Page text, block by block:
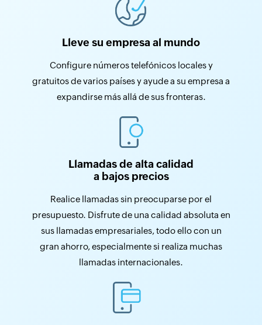
Lleve su empresa al mundo
Configure números telefónicos locales y
gratuitos de varios países y ayude a su empresa a
expandirse más allá de sus fronteras.
Llamadas de alta calidad
a bajos precios
Realice llamadas sin preocuparse por el
presupuesto. Disfrute de una calidad absoluta en
sus llamadas empresariales, todo ello con un
gran ahorro, especialmente si realiza muchas
llamadas internacionales.